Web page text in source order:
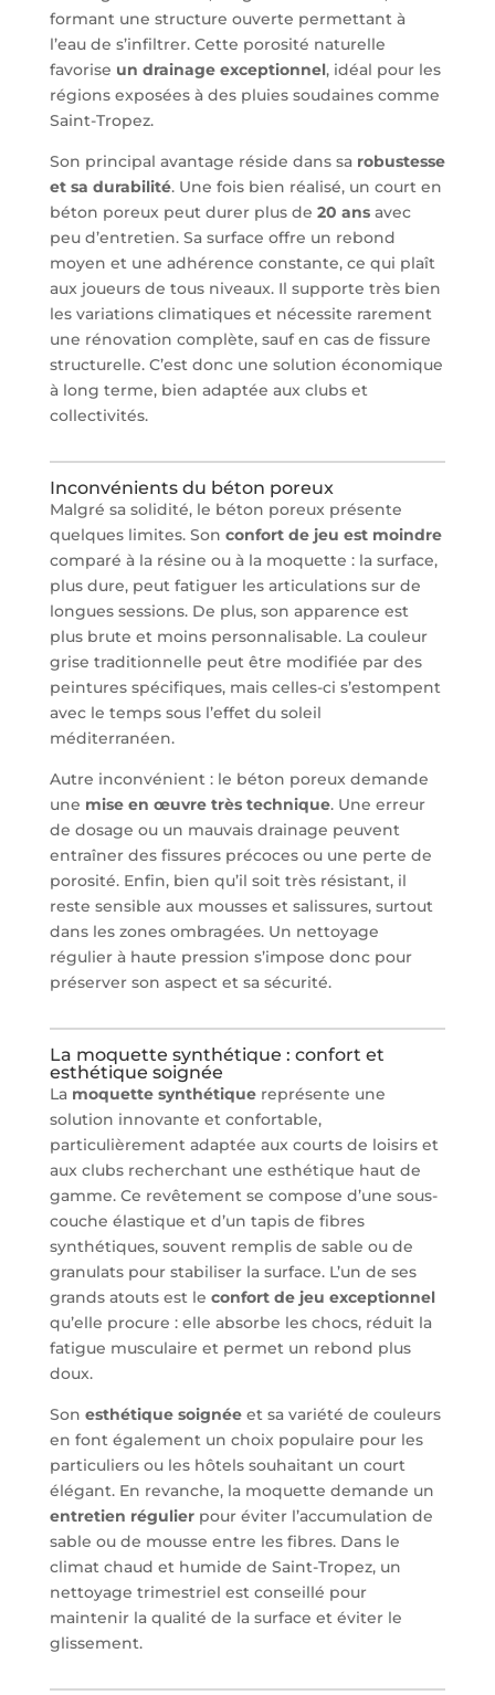
formant une structure ouverte permettant à
l’eau de s’infiltrer. Cette porosité naturelle
favorise un drainage exceptionnel, idéal pour les
régions exposées à des pluies soudaines comme
Saint-Tropez.
Son principal avantage réside dans sa robustesse
et sa durabilité. Une fois bien réalisé, un court en
béton poreux peut durer plus de 20 ansavec
peu d’entretien. Sa surface offre un rebond
moyen et une adhérence constante, ce qui plaît
aux joueurs de tous niveaux. Il supporte très bien
les variations climatiques et nécessite rarement
une rénovation complète, sauf en cas de fissure
structurelle. C’est donc une solution économique
à long terme, bien adaptée aux clubs et
collectivités.
Inconvénients du béton poreux
Malgré sa solidité, le béton poreux présente
quelques limites. Son confort de jeu est moindre
comparé à la résine ou à la moquette : la surface,
plus dure, peut fatiguer les articulations sur de
longues sessions. De plus, son apparence est
plus brute et moins personnalisable. La couleur
grise traditionnelle peut être modifiée par des
peintures spécifiques, mais celles-ci s’estompent
avec le temps sous l’effet du soleil
méditerranéen.
Autre inconvénient : le béton poreux demande
une mise en œuvre très technique. Une erreur
de dosage ou un mauvais drainage peuvent
entraîner des fissures précoces ou une perte de
porosité. Enfin, bien qu’il soit très résistant, il
reste sensible aux mousses et salissures, surtout
dans les zones ombragées. Un nettoyage
régulier à haute pression s’impose donc pour
préserver son aspect et sa sécurité.
La moquette synthétique : confort et
esthétique soignée
La moquette synthétiquereprésente une
solution innovante et confortable,
particulièrement adaptée aux courts de loisirs et
aux clubs recherchant une esthétique haut de
gamme. Ce revêtement se compose d’une sous-
couche élastique et d’un tapis de fibres
synthétiques, souvent remplis de sable ou de
granulats pour stabiliser la surface. L’un de ses
grands atouts est le confort de jeu exceptionnel
qu’elle procure : elle absorbe les chocs, réduit la
fatigue musculaire et permet un rebond plus
doux.
Son esthétique soignéeet sa variété de couleurs
en font également un choix populaire pour les
particuliers ou les hôtels souhaitant un court
élégant. En revanche, la moquette demande un
entretien régulierpour éviter l’accumulation de
sable ou de mousse entre les fibres. Dans le
climat chaud et humide de Saint-Tropez, un
nettoyage trimestriel est conseillé pour
maintenir la qualité de la surface et éviter le
glissement.